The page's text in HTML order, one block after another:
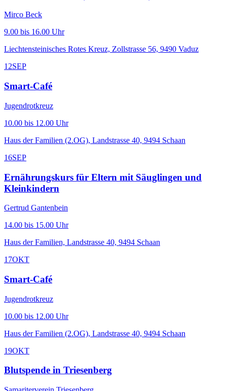
Mirco Beck
9.00 bis 16.00 Uhr
Liechtensteinisches Rotes Kreuz, Zollstrasse 56, 9490 Vaduz
12SEP
Smart-Café
Jugendrotkreuz
10.00 bis 12.00 Uhr
Haus der Familien (2.OG), Landstrasse 40, 9494 Schaan
16SEP
Ernährungskurs für Eltern mit Säuglingen und
Kleinkindern
Gertrud Gantenbein
14.00 bis 15.00 Uhr
Haus der Familien, Landstrasse 40, 9494 Schaan
17OKT
Smart-Café
Jugendrotkreuz
10.00 bis 12.00 Uhr
Haus der Familien (2.OG), Landstrasse 40, 9494 Schaan
19OKT
Blutspende in Triesenberg